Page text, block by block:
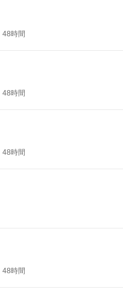
48時間
48時間
48時間
48時間